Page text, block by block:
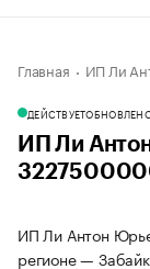
Главная ИП Ли
ДЕЙСТВУЕТ
ИП Ли
ИП Ли Антон
регионе —